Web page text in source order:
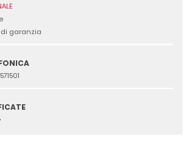
di garanzia